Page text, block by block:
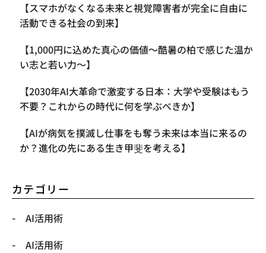
【スマホがなくなる未来と視覚障害者が完全に自由に
活動できる社会の到来】
【1,000円に込めた真心の価値〜酷暑の柏で感じた温か
い志と若い力〜】
【2030年AI大革命で激変する日本：大学や受験はもう
不要？これからの時代に何を学ぶべきか】
【AIが病気を撲滅し仕事をも奪う未来は本当に来るの
か？進化の先にある生き甲斐を考える】
カテゴリー
AI活用術
AI活用術